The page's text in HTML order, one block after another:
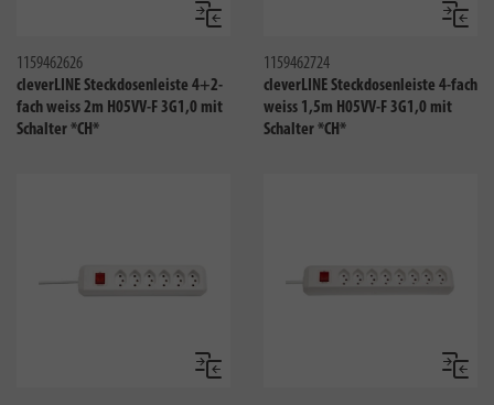
Vergleichen
1159462626
cleverLINE Steckdosenleiste 4+2-
fach weiss 2m H05VV-F 3G1,0 mit
Schalter *CH*
1159462724
cleverLINE Steckdosenleiste 4-fach
weiss 1,5m H05VV-F 3G1,0 mit
Schalter *CH*
Vergleichen